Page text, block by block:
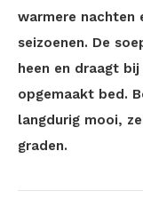
warmere nachten
seizoenen. De
heen en draagt
opgemaakt bed.
langdurig mooi,
graden.